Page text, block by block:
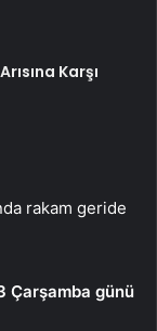
Karşı
rakam geride
Çarşamba günü